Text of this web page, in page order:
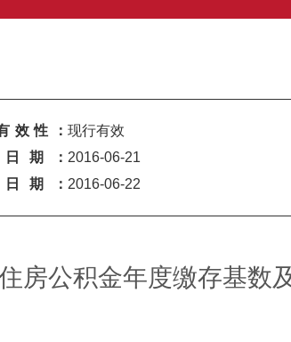
效性： 现行有效
期： 2016-06-21
期： 2016-06-22
房公积金年度缴存基数